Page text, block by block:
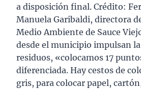
a disposición final. Crédito:
Manuela Garibaldi, directora
Medio Ambiente de Sauce
desde el municipio impulsan
residuos, «colocamos 17
diferenciada. Hay cestos de
gris, para colocar papel,